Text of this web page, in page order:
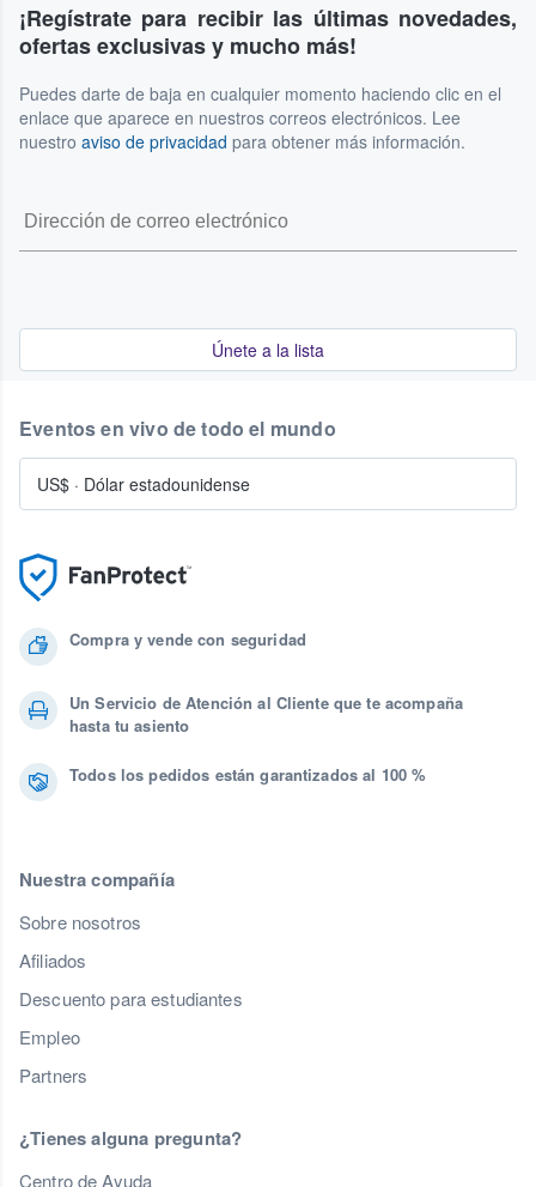
¡Regístrate para recibir las últimas novedades,
ofertas exclusivas y mucho más!
Puedes darte de baja en cualquier momento haciendo clic en el
enlace que aparece en nuestros correos electrónicos. Lee
nuestro aviso de privacidad para obtener más información.
Únete a la lista
Compra y vende con seguridad
Un Servicio de Atención al Cliente que te acompaña
hasta tu asiento
Todos los pedidos están garantizados al 100 %
Nuestra compañía
Sobre nosotros
Afiliados
Descuento para estudiantes
Empleo
Partners
¿Tienes alguna pregunta?
Centro de Ayuda
Eventos en vivo de todo el mundo
US$ · Dólar estadounidense